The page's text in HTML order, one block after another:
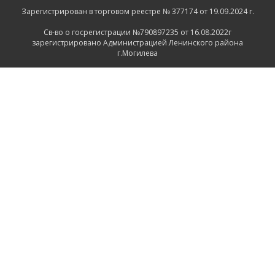
Зарегистрирован в торговом реестре № 377174 от 19.09.2024 г.
Св-во о госрегистрации №790897235 от 16.08.2022г
зарегистрировано Администрацией Ленинского района
г.Могилева